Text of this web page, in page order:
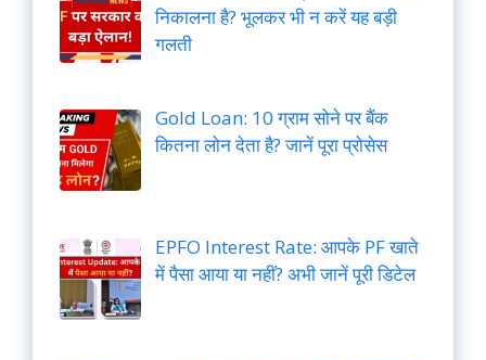
निकालना है? भूलकर भी न करें यह बड़ी
गलती
Gold Loan: 10 ग्राम सोने पर बैंक
कितना लोन देता है? जानें पूरा प्रोसेस
EPFO Interest Rate: आपके PF खाते
में पैसा आया या नहीं? अभी जानें पूरी डिटेल